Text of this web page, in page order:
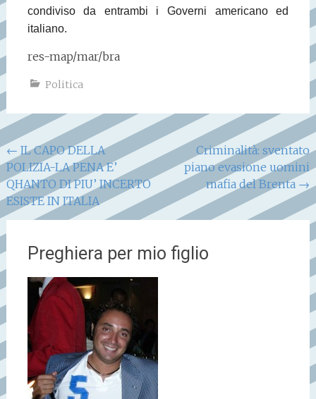
condiviso da entrambi i Governi americano ed
italiano.
res-map/mar/bra
Politica
Navigazione
articoli
← IL CAPO DELLA
POLIZIA-LA PENA E’
QHANTO DI PIU’ INCERTO
ESISTE IN ITALIA
Criminalità: sventato
piano evasione uomini
mafia del Brenta →
Preghiera per mio figlio